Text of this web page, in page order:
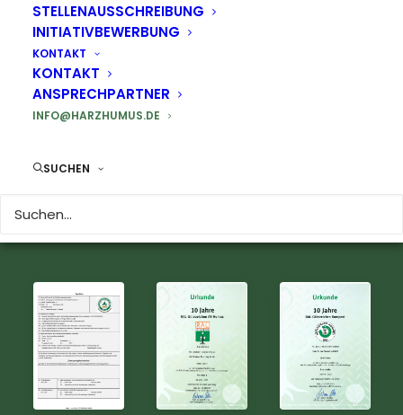
STELLENAUSSCHREIBUNG
INITIATIVBEWERBUNG
KONTAKT
KONTAKT
ANSPRECHPARTNER
INFO@HARZHUMUS.DE
SUCHEN
Passwort:
Zertifikate